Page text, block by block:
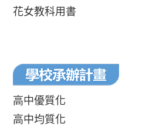
花女教科用書
高中優質化
高中均質化